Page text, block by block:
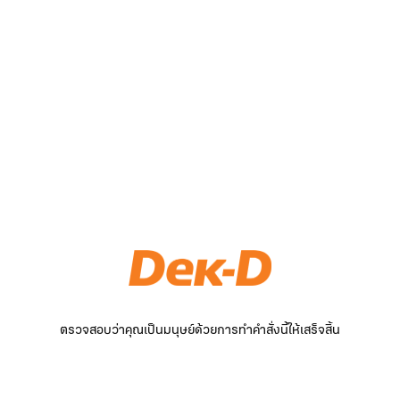
ตรวจสอบว่าคุณเป็นมนุษย์ด้วยการทำคำสั่งนี้ให้เสร็จสิ้น